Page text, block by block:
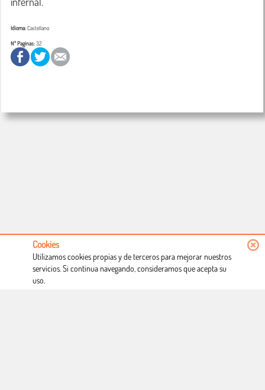
Idioma:Castellano
Nº Paginas:32
Condiciones de uso
Cookies
Utilizamos cookies propias y de terceros para mejorar nuestros
servicios. Si continua navegando, consideramos que acepta su
uso.